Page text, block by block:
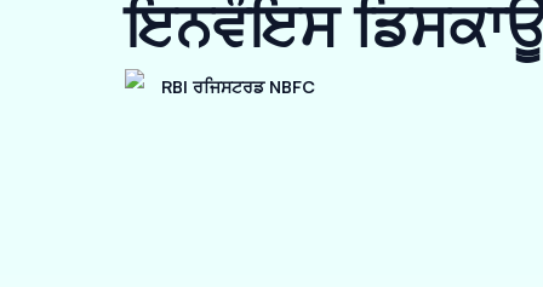
ਇਨਵੌਇਸ
RBI ਰਜਿਸਟਰਡ NBFC